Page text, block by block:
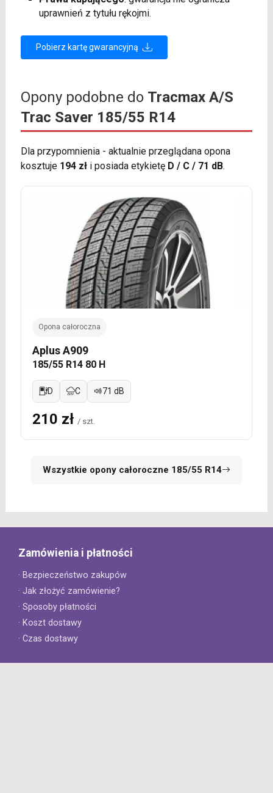
uprawnień z tytułu rękojmi.
Pobierz kartę gwarancyjną
Opony podobne do Tracmax A/S
Trac Saver 185/55 R14
Dla przypomnienia - aktualnie przeglądana opona
kosztuje 194 złi posiada etykietę D / C / 71 dB.
Opona całoroczna
Aplus A909
185/55 R14 80 H
D C 71 dB
210 zł / szt.
Wszystkie opony całoroczne 185/55 R14
Zamówienia i płatności
· Bezpieczeństwo zakupów
· Jak złożyć zamówienie?
· Sposoby płatności
· Koszt dostawy
· Czas dostawy